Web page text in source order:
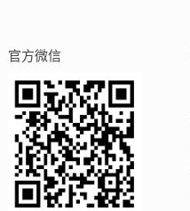
官方微信